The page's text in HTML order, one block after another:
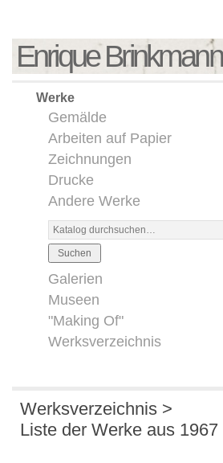
Enrique Brinkmann
Werke
Gemälde
Arbeiten auf Papier
Zeichnungen
Drucke
Andere Werke
Suchen
Galerien
Museen
"Making Of"
Werksverzeichnis
Werksverzeichnis >
Liste der Werke aus 1967